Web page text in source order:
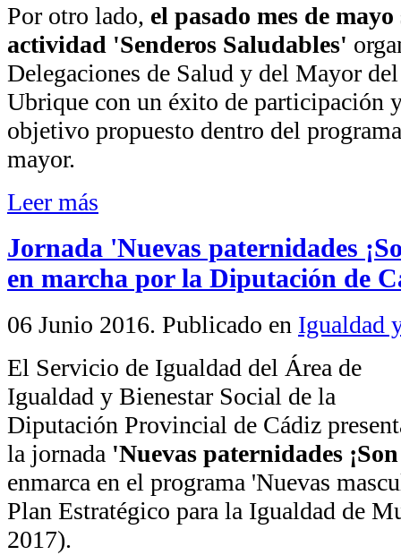
Por otro lado, el pasado mes de
actividad 'Senderos Saludables'
Delegaciones de Salud y del Mayor
Ubrique con un éxito de participación
objetivo propuesto dentro del
mayor.
Leer más
Jornada 'Nuevas paternidades
en marcha por la Diputación de
06 Junio 2016. Publicado en Igualdad
El Servicio de Igualdad del Área de
Igualdad y Bienestar Social de la
Diputación Provincial de Cádiz
la jornada 'Nuevas paternidades
enmarca en el programa 'Nuevas
Plan Estratégico para la Igualdad de
2017).